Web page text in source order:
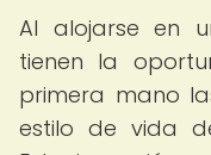
Al alojarse en
tienen la
primera mano
estilo de vida